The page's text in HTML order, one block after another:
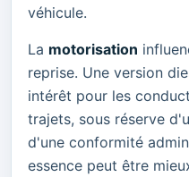
véhicule.
La motorisation
reprise. Une version
intérêt pour les
trajets, sous réserve
d'une conformité
essence peut être